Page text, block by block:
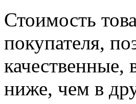
Стоимость
покупателя,
качественные,
ниже, чем в